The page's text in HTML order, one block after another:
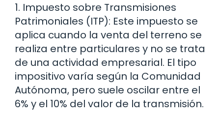
1. Impuesto sobre Transmisiones
Patrimoniales (ITP): Este impuesto se
aplica cuando la venta del terreno se
realiza entre particulares y no se trata
de una actividad empresarial. El tipo
impositivo varía según la Comunidad
Autónoma, pero suele oscilar entre el
6% y el 10% del valor de la transmisión.